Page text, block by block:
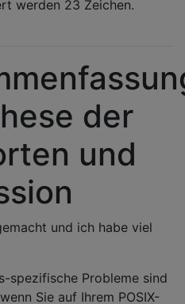
werden 23 Zeichen.
der
und
und ich habe viel
spezifische Probleme sind
Sie auf Ihrem POSIX-